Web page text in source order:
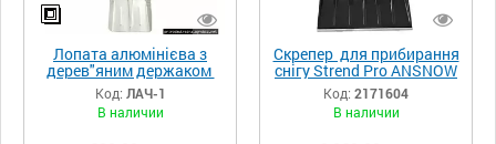
Лопата алюмінієва з
дерев"яним держаком
Чехія
Код: ЛАЧ-1
В наличии
Скрепер для прибирання
снігу Strend Pro ANSNOW
F9, 780x420 мм. з
роликами
Код: 2171604
В наличии